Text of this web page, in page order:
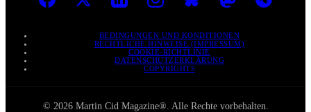
BEDINGUNGEN UND KONDITIONEN
RECHTLICHE HINWEISE (IMPRESSUM)
COOKIE-RICHTLINIE
DATENSCHUTZERKLÄRUNG
COPYRIGHTS
© 2026 Martin Cid Magazine®. Alle Rechte vorbehalten.